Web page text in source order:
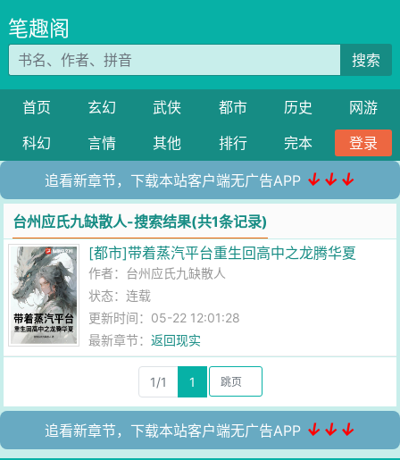
笔趣阁
搜索
首页 玄幻 武侠 都市 历史
网游
科幻
言情 其他 排行 完本 登录
追看新章节，下载本站客户端无广告APP ↓↓↓
台州应氏九缺散人-搜索结果(共1条记录)
[都市]带着蒸汽平台重生回高中之龙腾华夏
作者： 台州应氏九缺散人
状态：连载
更新时间：05-22 12:01:28
最新章节：返回现实
1/1 1
追看新章节，下载本站客户端无广告APP ↓↓↓